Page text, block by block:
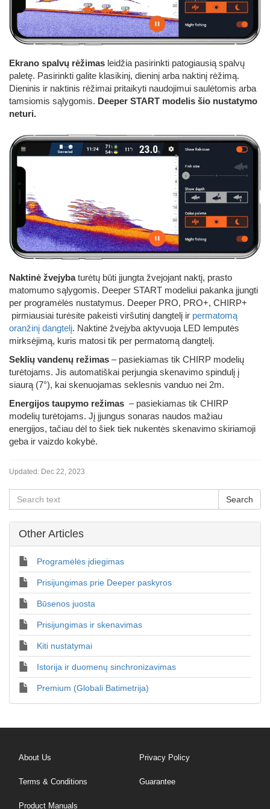
Ekrano spalvų rėžimas leidžia pasirinkti patogiausią spalvų
paletę. Pasirinkti galite klasikinį, dieninį arba naktinį rėžimą.
Dieninis ir naktinis rėžimai pritaikyti naudojimui saulėtomis arba
tamsiomis sąlygomis. Deeper START modelis šio nustatymo
neturi.
Naktinė žvejybaturėtų būti įjungta žvejojant naktį, prasto
matomumo sąlygomis. Deeper START modeliui pakanka įjungti
per programėlės nustatymus. Deeper PRO, PRO+, CHIRP+
pirmiausiai turėsite pakeisti viršutinį dangtelį ir permatomą
oranžinį dangtelį. Naktinė žvejyba aktyvuoja LED lemputės
mirksėjimą, kuris matosi tik per permatomą dangtelį.
Seklių vandenų režimas – pasiekiamas tik CHIRP modelių
turėtojams. Jis automatiškai perjungia skenavimo spindulį į
siaurą (7°), kai skenuojamas seklesnis vanduo nei 2m.
Energijos taupymo režimas – pasiekiamas tik CHIRP
modelių turėtojams. Jį įjungus sonaras naudos mažiau
energijos, tačiau dėl to šiek tiek nukentės skenavimo skiriamoji
geba ir vaizdo kokybė.
Updated: Dec 22, 2023
Other Articles
Programėlės įdiegimas
Prisijungimas prie Deeper paskyros
Būsenos juosta
Prisijungimas ir skenavimas
Kiti nustatymai
Istorija ir duomenų sinchronizavimas
Premium (Globali Batimetrija)
About Us Privacy Policy
Terms & Conditions Guarantee
Product Manuals